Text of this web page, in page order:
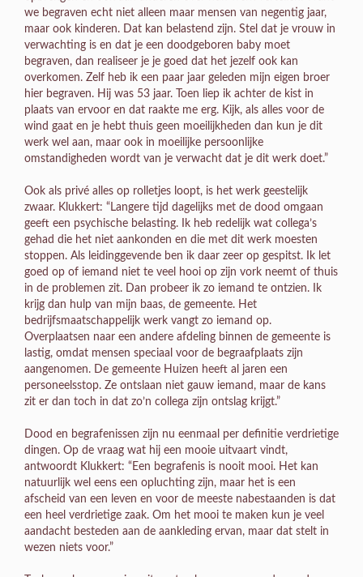
we begraven echt niet alleen maar mensen van negentig jaar,
maar ook kinderen. Dat kan belastend zijn. Stel dat je vrouw in
verwachting is en dat je een doodgeboren baby moet
begraven, dan realiseer je je goed dat het jezelf ook kan
overkomen. Zelf heb ik een paar jaar geleden mijn eigen broer
hier begraven. Hij was 53 jaar. Toen liep ik achter de kist in
plaats van ervoor en dat raakte me erg. Kijk, als alles voor de
wind gaat en je hebt thuis geen moeilijkheden dan kun je dit
werk wel aan, maar ook in moeilijke persoonlijke
omstandigheden wordt van je verwacht dat je dit werk doet.”
Ook als privé alles op rolletjes loopt, is het werk geestelijk
zwaar. Klukkert: “Langere tijd dagelijks met de dood omgaan
geeft een psychische belasting. Ik heb redelijk wat collega’s
gehad die het niet aankonden en die met dit werk moesten
stoppen. Als leidinggevende ben ik daar zeer op gespitst. Ik let
goed op of iemand niet te veel hooi op zijn vork neemt of thuis
in de problemen zit. Dan probeer ik zo iemand te ontzien. Ik
krijg dan hulp van mijn baas, de gemeente. Het
bedrijfsmaatschappelijk werk vangt zo iemand op.
Overplaatsen naar een andere afdeling binnen de gemeente is
lastig, omdat mensen speciaal voor de begraafplaats zijn
aangenomen. De gemeente Huizen heeft al jaren een
personeelsstop. Ze ontslaan niet gauw iemand, maar de kans
zit er dan toch in dat zo’n collega zijn ontslag krijgt.”
Dood en begrafenissen zijn nu eenmaal per definitie verdrietige
dingen. Op de vraag wat hij een mooie uitvaart vindt,
antwoordt Klukkert: “Een begrafenis is nooit mooi. Het kan
natuurlijk wel eens een opluchting zijn, maar het is een
afscheid van een leven en voor de meeste nabestaanden is dat
een heel verdrietige zaak. Om het mooi te maken kun je veel
aandacht besteden aan de aankleding ervan, maar dat stelt in
wezen niets voor.”